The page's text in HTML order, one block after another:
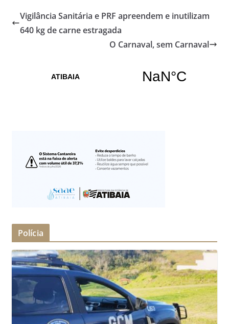
Vigilância Sanitária e PRF apreendem e inutilizam
640 kg de carne estragada
O Carnaval, sem Carnaval
Polícia